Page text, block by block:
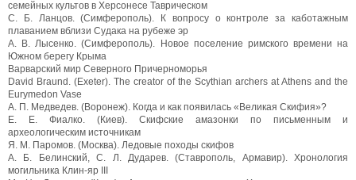
семейных культов в Херсонесе Таврическом
C. Б. Ланцов. (Симферополь). К вопросу о контроле за каботажным
плаванием вблизи Судака на рубеже эр
А. В. Лысенко. (Симферополь). Новое поселение римского времени на
Южном берегу Крыма
Варварский мир Северного Причерноморья
David Braund. (Exeter). The creator of the Scythian archers at Athens and the
Eurymedon Vase
А. П. Медведев. (Воронеж). Когда и как появилась «Великая Скифия»?
E. E. Фиалко. (Киев). Скифские амазонки по письменным и
археологическим источникам
Я. М. Паромов. (Москва). Ледовые походы скифов
А. Б. Белинский, С. Л. Дударев. (Ставрополь, Армавир). Хронология
могильника Клин-яр III